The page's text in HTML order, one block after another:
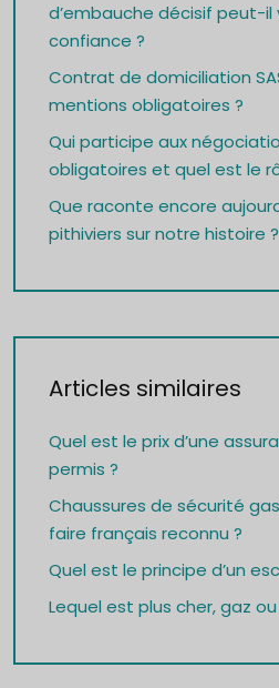
d’embauche décisif peut-
confiance ?
Contrat de domiciliation
mentions obligatoires ?
Qui participe aux
obligatoires et quel est le
Que raconte encore
pithiviers sur notre histoire ?
Articles similaires
Quel est le prix d’une
permis ?
Chaussures de sécurité
faire français reconnu ?
Quel est le principe d’un
Lequel est plus cher, gaz